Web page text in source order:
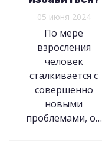
05 июня 2024
По мере
взросления
человек
сталкивается с
совершенно
новыми
проблемами, о…